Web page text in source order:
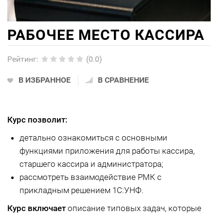
РАБОЧЕЕ МЕСТО КАССИРА
Рейтинг: (0.0)
В ИЗБРАННОЕ В СРАВНЕНИЕ
Курс позволит:
детально ознакомиться с основными
функциями приложения для работы кассира,
старшего кассира и администратора;
рассмотреть взаимодействие РМК с
прикладным решением 1С:УНФ.
Курс включаетописание типовых задач, которые